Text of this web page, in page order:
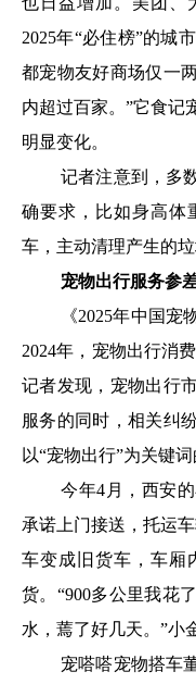
2025年“必住榜”的城
都宠物友好商场仅一
内超过百家。”它食记
明显变化。
记者注意到，多
确要求，比如身高体
车，主动清理产生的垃
宠物出行服务参
《2025年中国宠
2024年，宠物出行消
记者发现，宠物出行
服务的同时，相关纠
以“宠物出行”为关键词
今年4月，西安
承诺上门接送，托运
车变成旧货车，车厢
货。“900多公里我花
水，蔫了好几天。”小
宠嗒嗒宠物搭车